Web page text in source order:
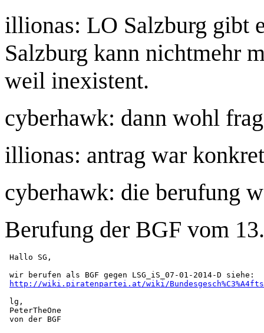
illionas: LO Salzburg gibt
Salzburg kann nichtmehr
weil inexistent.
cyberhawk: dann wohl
illionas: antrag war
cyberhawk: die berufung
Berufung der BGF vom
Hallo SG,
wir berufen als BGF gegen LSG_iS_07-01-2014-D siehe:
http://wiki.piratenpartei.at/wiki/
lg,
PeterTheOne